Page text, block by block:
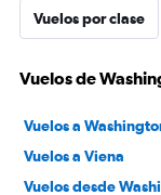
Vuelos por clase
Vuelos de
Vuelos a
Vuelos a Viena
Vuelos desde